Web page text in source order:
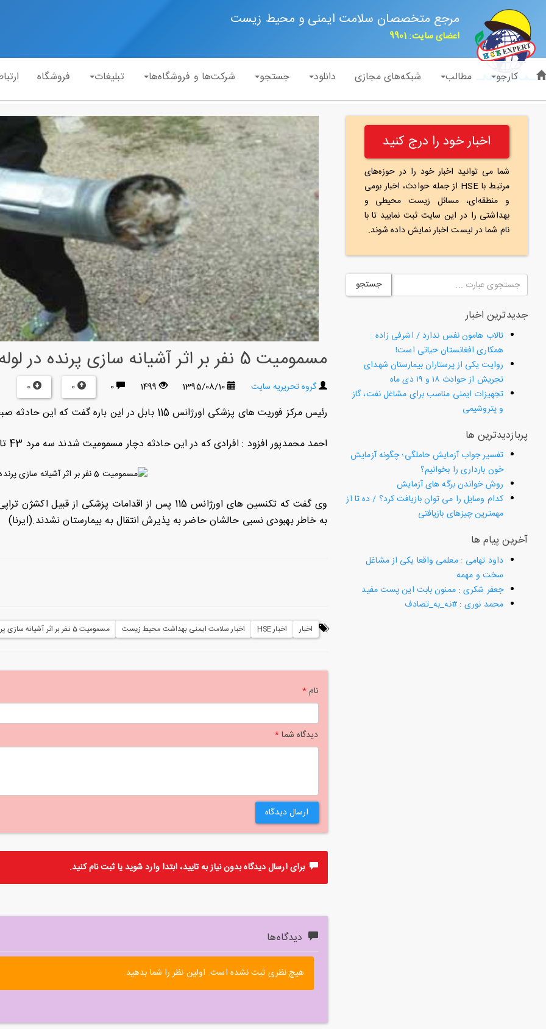
مرجع متخصصان سلامت ایمنی و محیط زیست
اعضای سایت: 9901
کارجو مطالب شبکه‌های مجازی دانلود جستجو شرکت‌ها و فروشگاه‌ها تبلیغات فروشگاه
اخبار خود را درج کنید
شما می توانید اخبار خود را در حوزه‌های
مرتبط با HSE از جمله حوادث، اخبار بومی
و منطقه‌ای، مسائل زیست محیطی و
بهداشتی را در این سایت ثبت نمایید تا با
نام شما در لیست اخبار نمایش داده شوند.
جستجو
جدیدترین اخبار
تالاب هامون نفس ندارد / اشرفی زاده :
همکاری افغانستان حیاتی است!
روایت یکی از پرستاران بیمارستان شهدای
تجریش از حوادث ۱۸ و ۱۹ دی ماه
تجهیزات ایمنی مناسب برای مشاغل نفت، گاز
و پتروشیمی
پربازدیدترین ها
تفسیر جواب آزمایش حاملگی؛ چگونه آزمایش
خون بارداری را بخوانیم؟
روش خواندن برگه های آزمایش
کدام وسایل را می توان بازیافت کرد؟ / ده تا از
مهمترین چیزهای بازیافتی
آخرین پیام ها
داود تهامی :معلمی واقعا یکی از مشاغل
سخت و مهمه
جعفر شکری:ممنون بابت این پست مفید
محمد نوری:#نه_به_تصادف
مسمومیت 5 نفر بر اثر آشیانه سازی پرنده در لوله بخاری در بابل
گروه تحریریه سایت 1395/08/10
1499
0
0
0
رئیس مرکز فوریت های پزشکی اورژانس 115 بابل در این باره گفت که این حادثه صبح دیروز پس از روشن کردن بخاری حسینیه رخ داد .
احمد محمدپور افزود : افرادی که در این حادثه دچار مسمومیت شدند سه مرد 43 تا 55 ساله ، یک کودک هشت ساله و یک زن 23 ساله هستند .
وی گفت که تکنسین های اورژانس 115 پس از اقدامات
به خاطر بهبودی نسبی حالشان حاضر به پذیرش انتقال به بیمارستان نشدند.(ایرنا)
اخبار اخبار HSE اخبار سلامت ایمنی بهداشت محیط زیست مسمومیت 5 نفر بر اثر آشیانه سازی پرنده در لوله بخاری در بابل
نام*
دیدگاه شما*
ارسال دیدگاه
برای ارسال دیدگاه بدون نیاز به تایید، ابتداواردشوید یاثبت نامکنید.
دیدگاه‌ها
هیچ نظری ثبت نشده است. اولین نظر را شما بدهید.